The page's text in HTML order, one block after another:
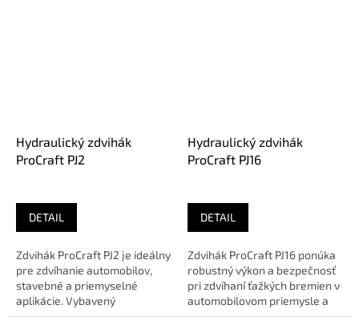
Hydraulický zdvihák
ProCraft PJ2
DETAIL
Zdvihák ProCraft PJ2 je ideálny
pre zdvíhanie automobilov,
stavebné a priemyselné
aplikácie. Vybavený
bezpečnostným ventilom a
Hydraulický zdvihák
ProCraft PJ16
DETAIL
Zdvihák ProCraft PJ16 ponúka
robustný výkon a bezpečnosť
pri zdvíhaní ťažkých bremien v
automobilovom priemysle a
stavebníctve. 🔹 O E...